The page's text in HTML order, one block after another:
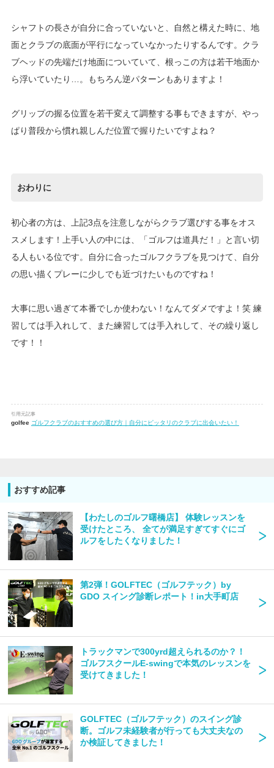
シャフトの長さが自分に合っていないと、自然と構えた時に、地
面とクラブの底面が平行になっていなかったりするんです。クラ
ブヘッドの先端だけ地面についていて、根っこの方は若干地面か
ら浮いていたり…。もちろん逆パターンもありますよ！
グリップの握る位置を若干変えて調整する事もできますが、やっ
ぱり普段から慣れ親しんだ位置で握りたいですよね？
おわりに
初心者の方は、上記3点を注意しながらクラブ選びする事をオス
スメします！上手い人の中には、「ゴルフは道具だ！」と言い切
る人もいる位です。自分に合ったゴルフクラブを見つけて、自分
の思い描くプレーに少しでも近づけたいものですね！
大事に思い過ぎて本番でしか使わない！なんてダメですよ！笑 練
習しては手入れして、また練習しては手入れして、その繰り返し
です！！
引用元記事
golfee ゴルフクラブのおすすめの選び方｜自分にピッタリのクラブに出会いたい！
おすすめ記事
【わたしのゴルフ曙橋店】 体験レッスンを
受けたところ、 全てが満足すぎてすぐにゴ
ルフをしたくなりました！
第2弾！GOLFTEC（ゴルフテック）by
GDO​​​​​​​ スイング診断レポート！in大手町店
トラックマンで300yrd超えられるのか？！
ゴルフスクールE-swingで本気のレッスンを
受けてきました！
GOLFTEC（ゴルフテック）のスイング診
断。ゴルフ未経験者が行っても大丈夫なの
か検証してきました！